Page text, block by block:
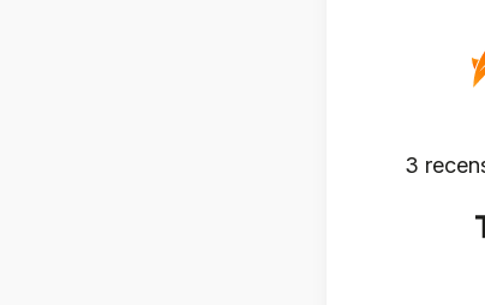
3